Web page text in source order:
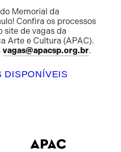
Memorial da
Confira os processos
site de vagas da
Arte e Cultura (APAC).
vagas@apacsp.org.br.
DISPONÍVEIS